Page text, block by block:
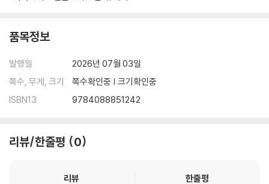
품목정보
발행일
2026년 07월 03일
쪽수, 무게, 크기
쪽수확인중 | 크기확인중
ISBN13
9784088851242
리뷰/한줄평 0
리뷰
한줄평